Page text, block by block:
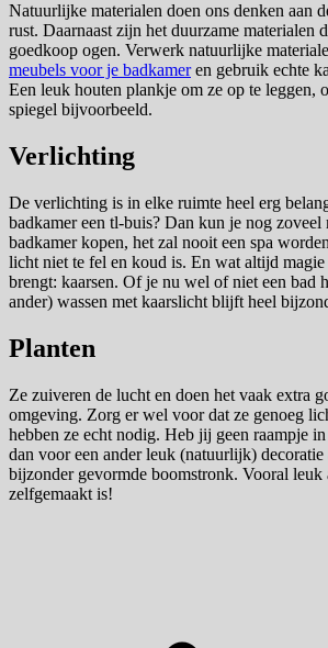
Natuurlijke materialen doen ons denken aan
rust. Daarnaast zijn het duurzame materialen
goedkoop ogen. Verwerk natuurlijke
meubels voor je badkameren gebruik echte
Een leuk houten plankje om ze op te leggen,
spiegel bijvoorbeeld.
Verlichting
De verlichting is in elke ruimte heel erg
badkamer een tl-buis? Dan kun je nog
badkamer kopen, het zal nooit een spa
licht niet te fel en koud is. En wat altijd magie
brengt: kaarsen. Of je nu wel of niet een bad
ander) wassen met kaarslicht blijft heel
Planten
Ze zuiveren de lucht en doen het vaak extra
omgeving. Zorg er wel voor dat ze genoeg
hebben ze echt nodig. Heb jij geen raampje
dan voor een ander leuk (natuurlijk) decoratie
bijzonder gevormde boomstronk. Vooral leuk
zelfgemaakt is!